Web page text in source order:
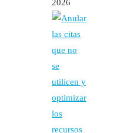
2026